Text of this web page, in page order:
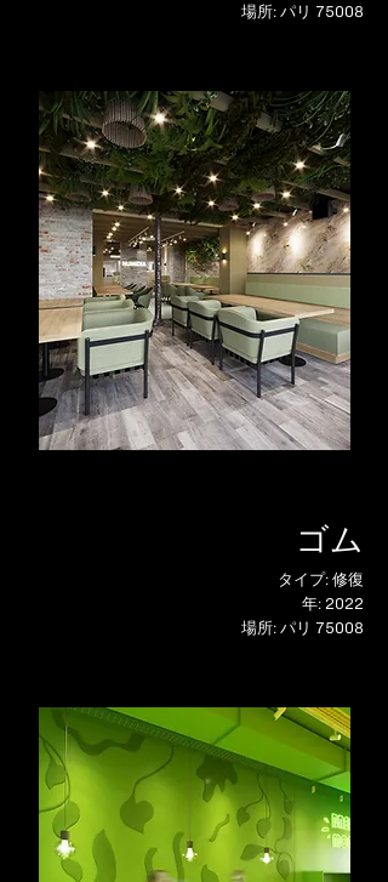
場所: パリ 75008
ゴム
タイプ: 修復
年: 2022
場所: パリ 75008